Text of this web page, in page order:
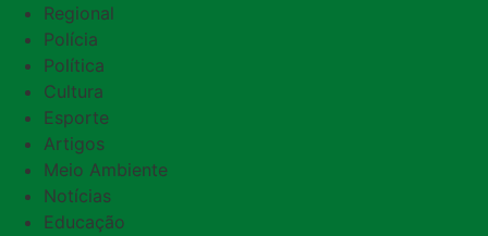
Regional
Polícia
Política
Cultura
Esporte
Artigos
Meio Ambiente
Notícias
Educação